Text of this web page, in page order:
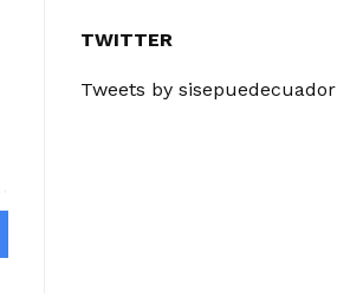
TWITTER
Tweets by sisepuedecuador